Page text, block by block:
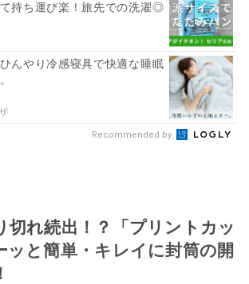
持ち運び楽！旅先での洗濯◎
ひんやり冷感寝具で快適な睡眠
Recommended by
切れ続出！？「プリントカッ
ッと簡単・キレイに封筒の開